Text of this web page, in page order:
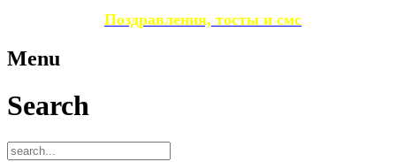
Поздравления, тосты и смс
Menu
Search